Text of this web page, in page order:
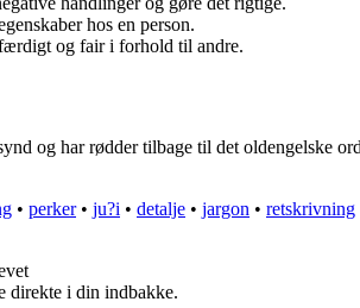
hos en person.
og fair i forhold til andre.
og har rødder tilbage til det oldengelske
• perker• ju?i • detalje • jargon • retskrivning
direkte i din indbakke.